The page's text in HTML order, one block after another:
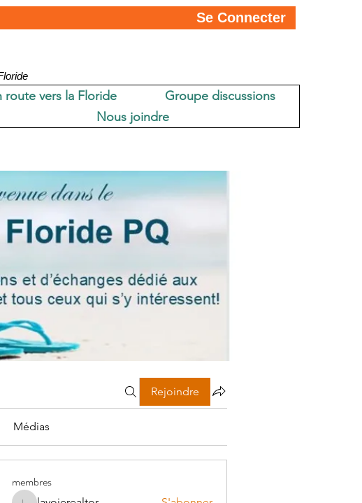
Se Connecter
route vers la Floride
Groupe discussions
Nous joindre
Rejoindre
Médias
membres